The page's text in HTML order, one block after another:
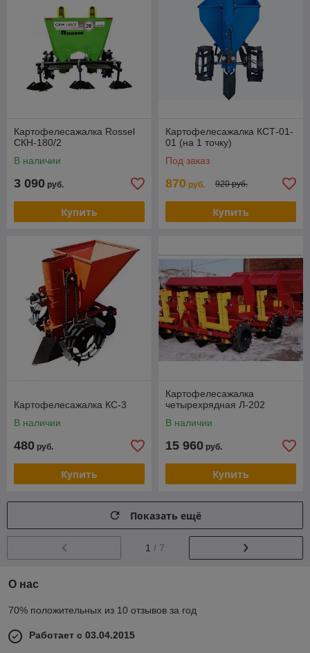
Картофелесажалка Rossel
СКН-180/2
В наличии
3 090 руб.
Купить
Картофелесажалка КСТ-01-
01 (на 1 точку)
Под заказ
870 руб. 920 руб.
Купить
Картофелесажалка КС-3
В наличии
480 руб.
Купить
Картофелесажалка
четырехрядная Л-202
В наличии
15 960 руб.
Купить
Показать ещё
1 / 7
О нас
70% положительных из 10 отзывов за год
Работает с 03.04.2015